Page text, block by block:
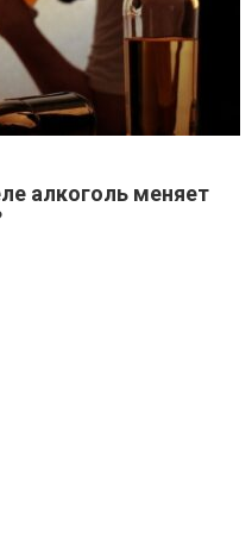
алкоголь меняет